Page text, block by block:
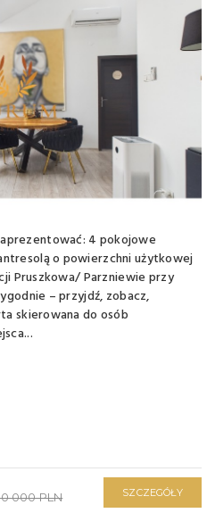
4 pokojowe
o powierzchni użytkowej
Pruszkowa/ Parzniewie przy
– przyjdź, zobacz,
skierowana do osób
000 PLN SZCZEGÓŁY